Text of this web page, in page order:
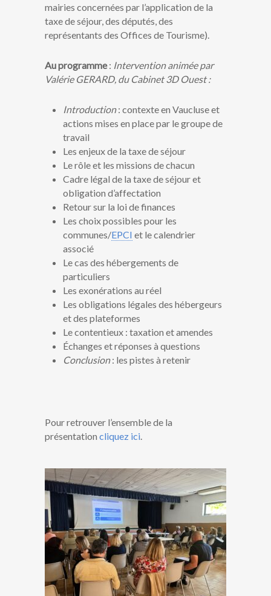
mairies concernées par l’application de la
taxe de séjour, des députés, des
représentants des Offices de Tourisme).
Au programme: Intervention animée par
Valérie GERARD, du Cabinet 3D Ouest :
Introduction: contexte en Vaucluse et
actions mises en place par le groupe de
travail
Les enjeux de la taxe de séjour
Le rôle et les missions de chacun
Cadre légal de la taxe de séjour et
obligation d’affectation
Retour sur la loi de finances
Les choix possibles pour les
communes/EPCI et le calendrier
associé
Le cas des hébergements de
particuliers
Les exonérations au réel
Les obligations légales des hébergeurs
et des plateformes
Le contentieux : taxation et amendes
Échanges et réponses à questions
Conclusion: les pistes à retenir
Pour retrouver l’ensemble de la
présentation cliquez ici.